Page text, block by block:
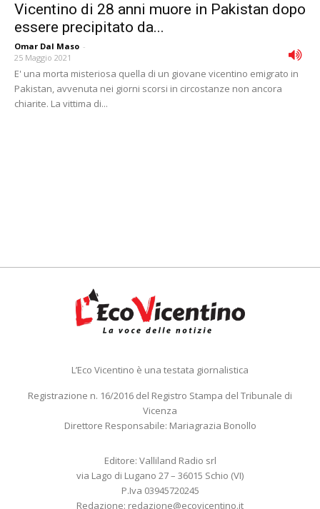
Vicentino di 28 anni muore in Pakistan dopo
essere precipitato da...
Omar Dal Maso -
25 Maggio 2021
E' una morta misteriosa quella di un giovane vicentino emigrato in
Pakistan, avvenuta nei giorni scorsi in circostanze non ancora
chiarite. La vittima di...
L’Eco Vicentino è una testata giornalistica
Registrazione n. 16/2016 del Registro Stampa del Tribunale di
Vicenza
Direttore Responsabile: Mariagrazia Bonollo
Editore: Valliland Radio srl
via Lago di Lugano 27 – 36015 Schio (VI)
P.Iva 03945720245
Redazione: redazione@ecovicentino.it